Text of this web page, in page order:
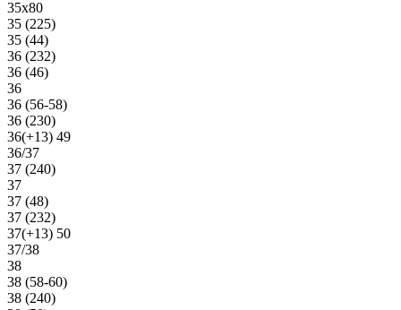
35х80
35 (225)
35 (44)
36 (232)
36 (46)
36
36 (56-58)
36 (230)
36(+13) 49
36/37
37 (240)
37
37 (48)
37 (232)
37(+13) 50
37/38
38
38 (58-60)
38 (240)